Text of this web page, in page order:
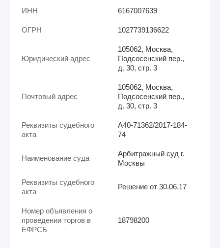
ИНН 6167007639
ОГРН 1027739136622
Юридический адрес
105062, Москва,
Подсосенский пер.,
д. 30, стр. 3
Почтовый адрес
105062, Москва,
Подсосенский пер.,
д. 30, стр. 3
Реквизиты судебного
акта
А40-71362/2017-184-
74
Наименование суда
Арбитражный суд г.
Москвы
Реквизиты судебного
акта
Решение от 30.06.17
Номер объявления о
проведении торгов в
ЕФРСБ
18798200